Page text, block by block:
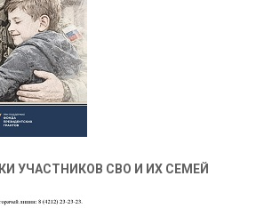
УЧАСТНИКОВ СВО И ИХ СЕМЕЙ